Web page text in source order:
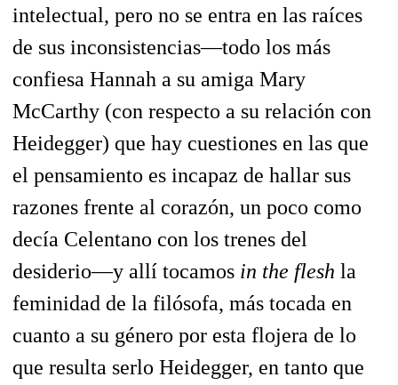
intelectual, pero no se entra en las raíces
de sus inconsistencias—todo los más
confiesa Hannah a su amiga Mary
McCarthy (con respecto a su relación con
Heidegger) que hay cuestiones en las que
el pensamiento es incapaz de hallar sus
razones frente al corazón, un poco como
decía Celentano con los trenes del
desiderio—y allí tocamos in the flesh la
feminidad de la filósofa, más tocada en
cuanto a su género por esta flojera de lo
que resulta serlo Heidegger, en tanto que